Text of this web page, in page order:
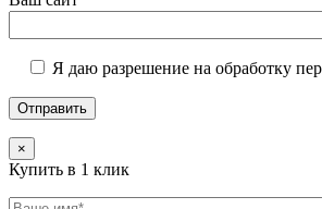
Я даю разрешение на обработку
×
Купить в 1 клик